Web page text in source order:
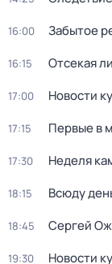
16:00 Забытое
16:15 Отсекая
17:00 Новости
17:15 Первые в
17:30 Неделя
18:15 Всюду
18:45 Сергей
19:30 Новости